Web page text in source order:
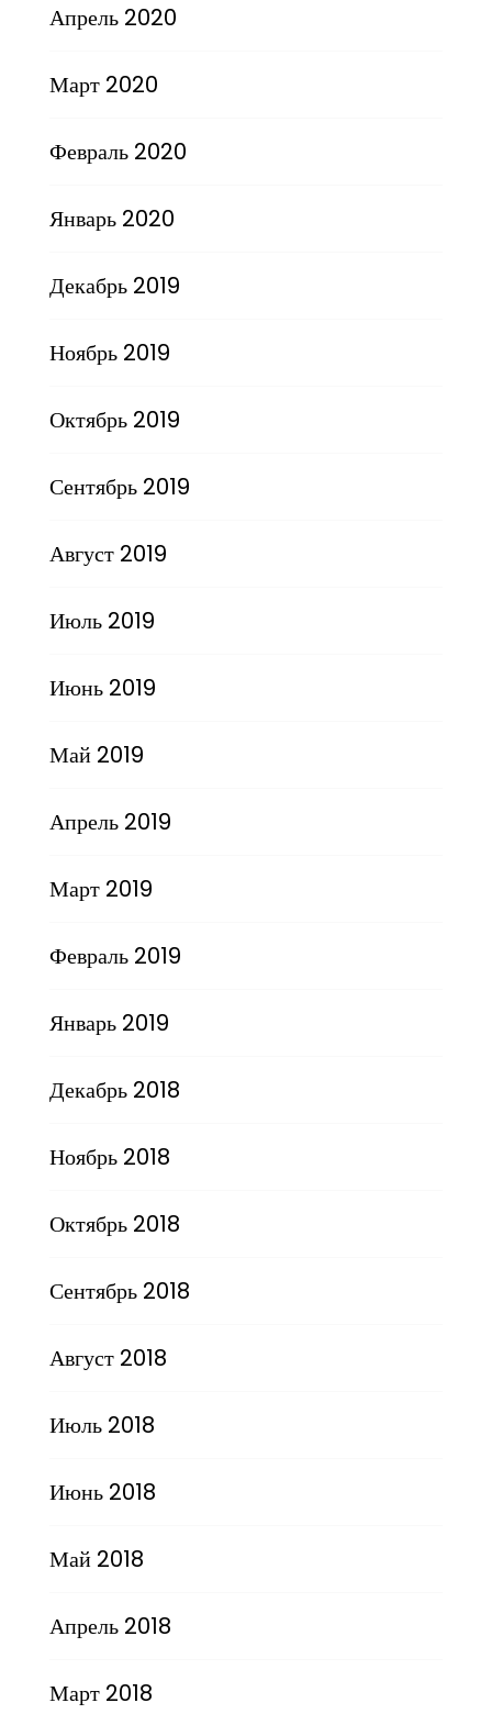
Апрель 2020
Март 2020
Февраль 2020
Январь 2020
Декабрь 2019
Ноябрь 2019
Октябрь 2019
Сентябрь 2019
Август 2019
Июль 2019
Июнь 2019
Май 2019
Апрель 2019
Март 2019
Февраль 2019
Январь 2019
Декабрь 2018
Ноябрь 2018
Октябрь 2018
Сентябрь 2018
Август 2018
Июль 2018
Июнь 2018
Май 2018
Апрель 2018
Март 2018